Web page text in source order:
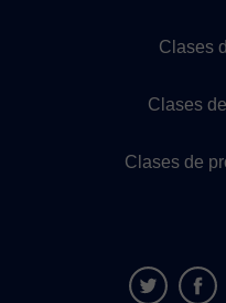
Clases
Clases
Clases de